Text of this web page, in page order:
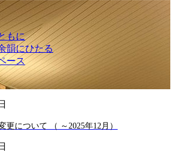
もに
韻にひたる
ース
更について （ ～2025年12月）